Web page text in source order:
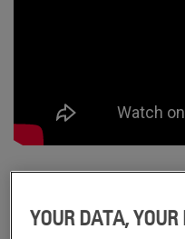
POURQUOI
YOUR DATA, YOUR